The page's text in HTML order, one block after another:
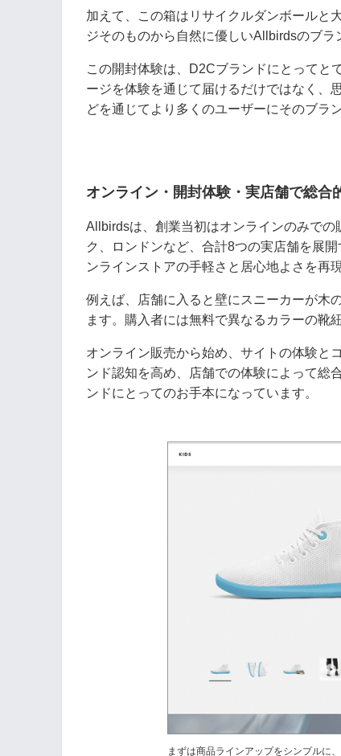
加えて、この箱はリサイクルダンボールと
ジそのものから自然に優しいAllbirdsのブ
この開封体験は、D2Cブランドにとってと
ージを体験を通じて届けるだけではなく、
どを通じてより多くのユーザーにそのブラ
オンライン・開封体験・実店舗で総合
Allbirdsは、創業当初はオンラインのみで
ク、ロンドンなど、合計8つの実店舗を展
ンラインストアの手軽さと居心地よさを再
例えば、店舗に入ると壁にスニーカーが木
ます。購入者には無料で異なるカラーの靴
オンライン販売から始め、サイトの体験と
ンド認知を高め、店舗での体験によって総
ンドにとってのお手本になっています。
まずは商品ラインアップをシンプルに